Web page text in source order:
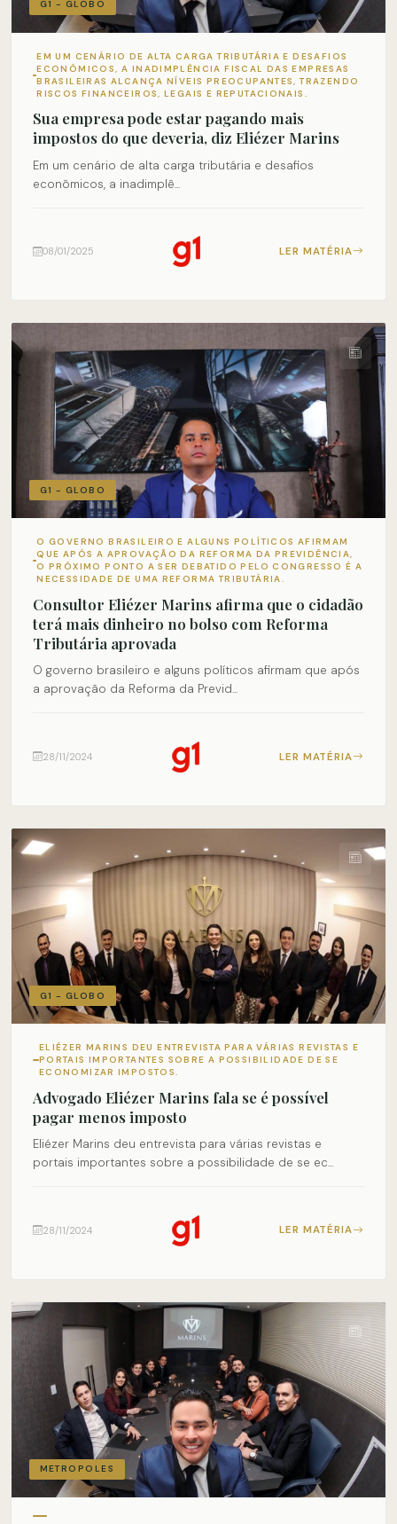
G1 - GLOBO
EM UM CENÁRIO DE ALTA CARGA TRIBUTÁRIA E DESAFIOS
ECONÔMICOS, A INADIMPLÊNCIA FISCAL DAS EMPRESAS
BRASILEIRAS ALCANÇA NÍVEIS PREOCUPANTES, TRAZENDO
RISCOS FINANCEIROS, LEGAIS E REPUTACIONAIS.
Sua empresa pode estar pagando mais
impostos do que deveria, diz Eliézer Marins
Em um cenário de alta carga tributária e desafios
econômicos, a inadimplê...
08/01/2025 LER MATÉRIA
G1 - GLOBO
O GOVERNO BRASILEIRO E ALGUNS POLÍTICOS AFIRMAM
QUE APÓS A APROVAÇÃO DA REFORMA DA PREVIDÊNCIA,
O PRÓXIMO PONTO A SER DEBATIDO PELO CONGRESSO É A
NECESSIDADE DE UMA REFORMA TRIBUTÁRIA.
Consultor Eliézer Marins afirma que o cidadão
terá mais dinheiro no bolso com Reforma
Tributária aprovada
O governo brasileiro e alguns políticos afirmam que após
a aprovação da Reforma da Previd...
28/11/2024 LER MATÉRIA
G1 - GLOBO
ELIÉZER MARINS DEU ENTREVISTA PARA VÁRIAS REVISTAS E
PORTAIS IMPORTANTES SOBRE A POSSIBILIDADE DE SE
ECONOMIZAR IMPOSTOS.
Advogado Eliézer Marins fala se é possível
pagar menos imposto
Eliézer Marins deu entrevista para várias revistas e
portais importantes sobre a possibilidade de se ec...
28/11/2024 LER MATÉRIA
METROPOLES